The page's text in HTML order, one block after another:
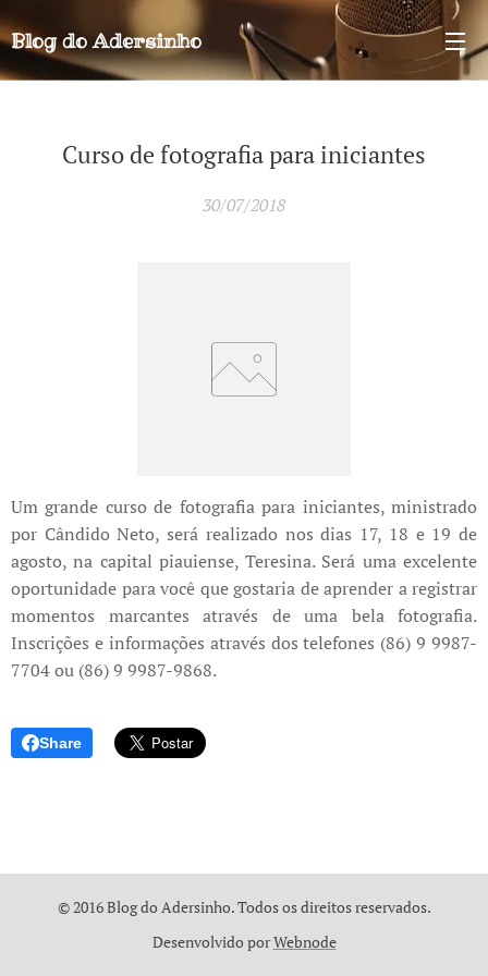
Blog doAdersinho
Curso de fotografia para iniciantes
30/07/2018
Um grande curso de fotografia para iniciantes, ministrado
por Cândido Neto, será realizado nos dias 17, 18 e 19 de
agosto, na capital piauiense, Teresina. Será uma excelente
oportunidade para você que gostaria de aprender a registrar
momentos marcantes através de uma bela fotografia.
Inscrições e informações através dos telefones (86) 9 9987-
7704 ou (86) 9 9987-9868.
Share
© 2016 Blog do Adersinho. Todos os direitos reservados.
Desenvolvido porWebnode